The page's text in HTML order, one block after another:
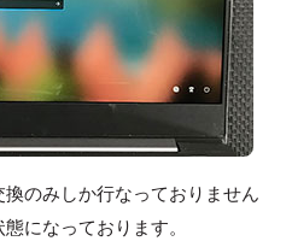
のみしか行なっておりません
になっております。